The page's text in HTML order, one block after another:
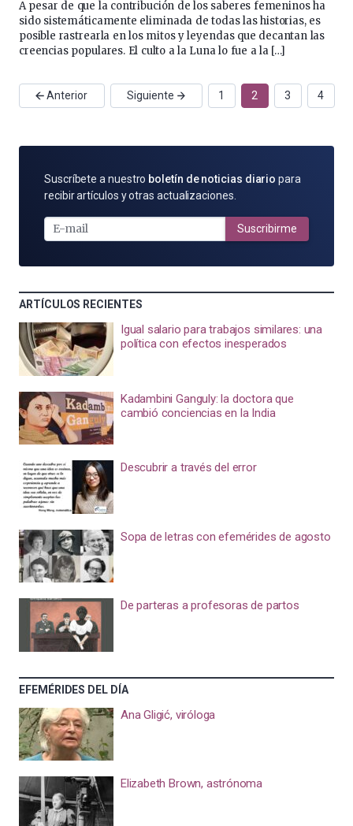
A pesar de que la contribución de los saberes femeninos ha
sido sistemáticamente eliminada de todas las historias, es
posible rastrearla en los mitos y leyendas que decantan las
creencias populares. El culto a la Luna lo fue a la […]
Anterior Siguiente 1 2 3 4
SUSCRÍBETE
POR
MAIL
Suscríbete a nuestro boletín de noticias diario para
recibir artículos y otras actualizaciones.
Suscribirme
ARTÍCULOS RECIENTES
Igual salario para trabajos similares: una
política con efectos inesperados
Kadambini Ganguly: la doctora que
cambió conciencias en la India
Descubrir a través del error
Sopa de letras con efemérides de agosto
De parteras a profesoras de partos
EFEMÉRIDES DEL DÍA
Ana Gligić, viróloga
Elizabeth Brown, astrónoma